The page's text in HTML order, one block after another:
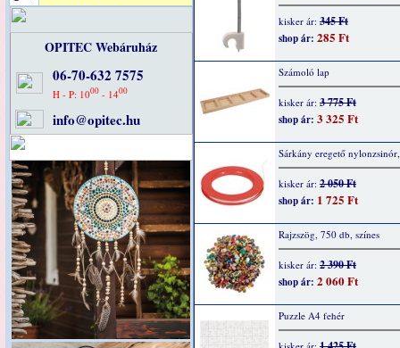
OPITEC Webáruház
06-70-632 7575
H - P: 1000- 1400
info@opitec.hu
kisker ár: 345 Ft
shop ár: 285 Ft
Számoló lap
kisker ár: 3 775 Ft
shop ár: 3 325 Ft
Sárkány eregető
kisker ár: 2 050 Ft
shop ár: 1 725 Ft
Rajzszög, 750 db, színes
kisker ár: 2 390 Ft
shop ár: 2 060 Ft
Puzzle A4 fehér